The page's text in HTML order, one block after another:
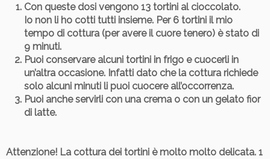
Con queste dosi vengono 13 tortini al cioccolato.
Io non li ho cotti tutti insieme. Per 6 tortini il mio
tempo di cottura (per avere il cuore tenero) è stato di
9 minuti.
Puoi conservare alcuni tortini in frigo e cuocerli in
un’altra occasione. Infatti dato che la cottura richiede
solo alcuni minuti li puoi cuocere all’occorrenza.
Puoi anche servirli con una crema o con un gelato fior
di latte.
Attenzione! La cottura dei tortini è molto molto delicata. 1